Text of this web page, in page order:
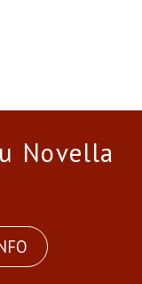
Novella